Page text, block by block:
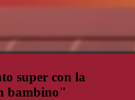
super con la
bambino"